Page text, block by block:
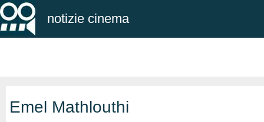
notizie cinema
Emel Mathlouthi